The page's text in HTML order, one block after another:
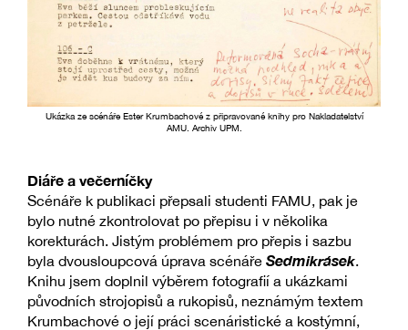
Ukázka ze scénáře Ester Krumbachové z připravované knihy pro Nakladatelství
AMU. Archiv UPM.
Diáře a večerníčky
Scénáře k publikaci přepsali studenti FAMU, pak je
bylo nutné zkontrolovat po přepisu i v několika
korekturách. Jistým problémem pro přepis i sazbu
byla dvousloupcová úprava scénáře Sedmikrásek.
Knihu jsem doplnil výběrem fotografií a ukázkami
původních strojopisů a rukopisů, neznámým textem
Krumbachové o její práci scenáristické a kostýmní,